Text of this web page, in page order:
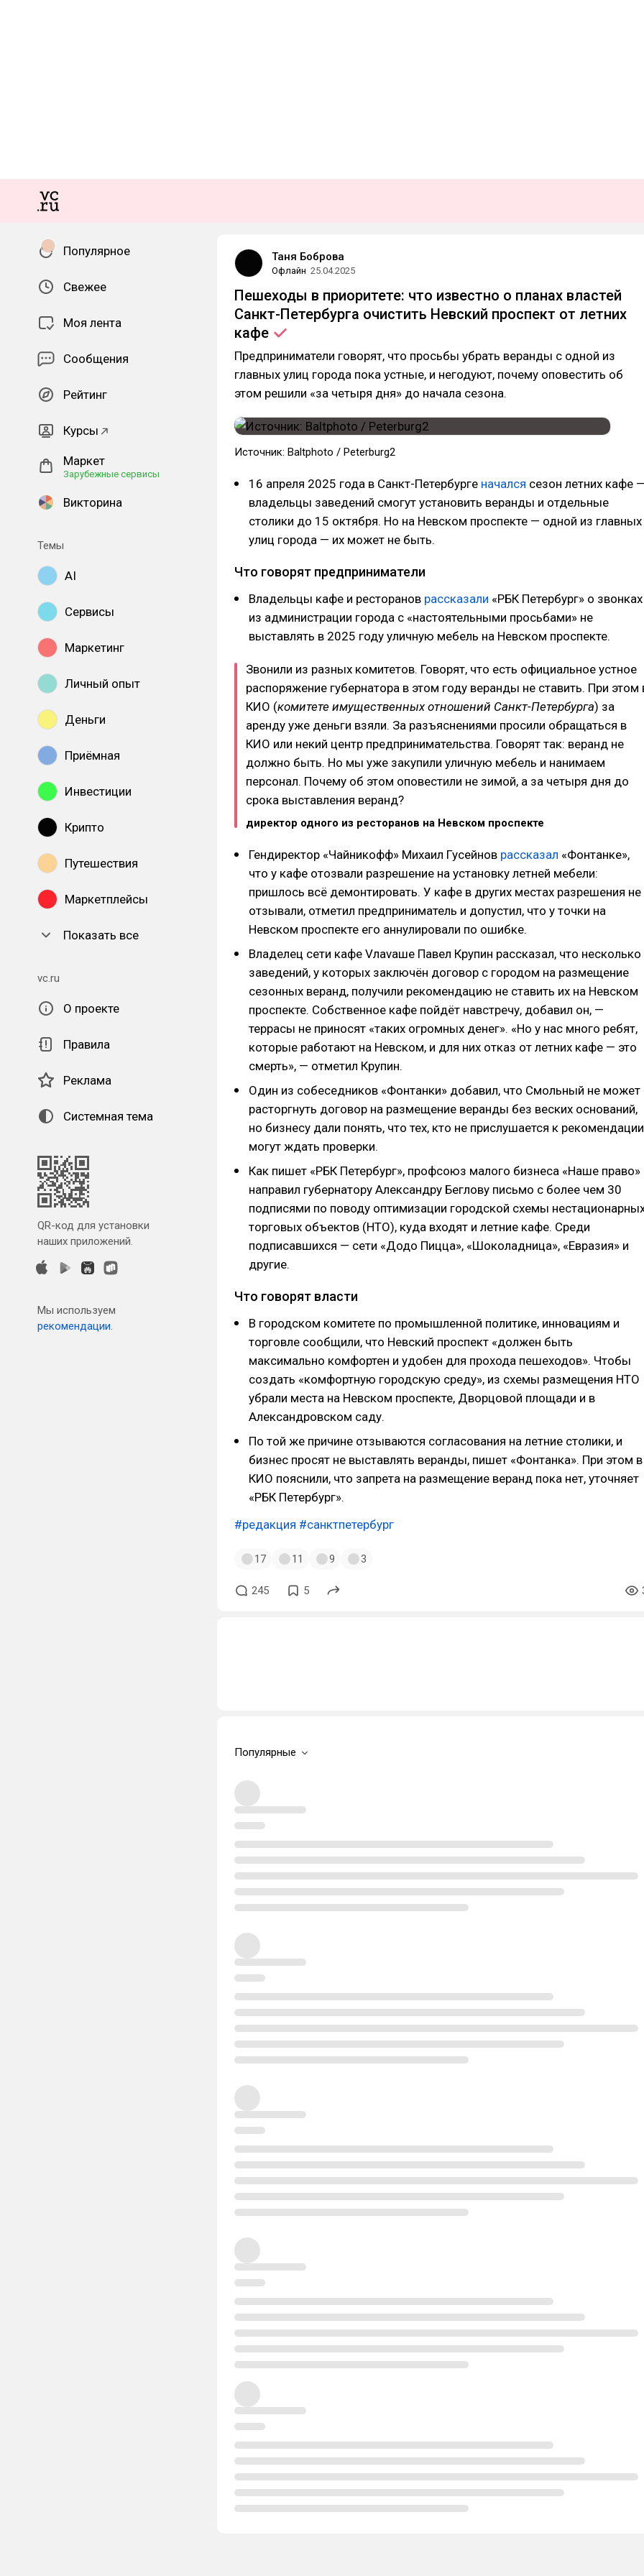
Популярное
Свежее
Моя лента
Сообщения
Рейтинг
Курсы
Маркет
Зарубежные сервисы
Викторина
Темы
AI
Сервисы
Маркетинг
Личный опыт
Деньги
Приёмная
Инвестиции
Крипто
Путешествия
Маркетплейсы
Показать все
vc.ru
О проекте
Правила
Реклама
Системная тема
QR-код для установки
наших приложений.
Мы используем
рекомендации.
Таня Боброва
Офлайн 25.04.2025
Пешеходы в приоритете: что известно о планах властей
Санкт-Петербурга очистить Невский проспект от летних
кафе
Предприниматели говорят, что просьбы убрать веранды с одной из
главных улиц города пока устные, и негодуют, почему оповестить об
этом решили «за четыря дня» до начала сезона.
Источник: Baltphoto / Peterburg2
16 апреля 2025 года в Санкт-Петербурге начался сезон летних кафе
владельцы заведений смогут установить веранды и отдельные
столики до 15 октября. Но на Невском проспекте — одной из главных
улиц города — их может не быть.
Что говорят предприниматели
Владельцы кафе и ресторанов рассказали «РБК Петербург» о звонках
из администрации города с «настоятельными просьбами» не
выставлять в 2025 году уличную мебель на Невском проспекте.
Звонили из разных комитетов. Говорят, что есть официальное устное
распоряжение губернатора в этом году веранды не ставить. При этом
КИО (комитете имущественных отношений Санкт-Петербурга) за
аренду уже деньги взяли. За разъяснениями просили обращаться в
КИО или некий центр предпринимательства. Говорят так: веранд не
должно быть. Но мы уже закупили уличную мебель и нанимаем
персонал. Почему об этом оповестили не зимой, а за четыря дня до
срока выставления веранд?
директор одного из ресторанов на Невском проспекте
Гендиректор «Чайникофф» Михаил Гусейнов рассказал «Фонтанке»,
что у кафе отозвали разрешение на установку летней мебели:
пришлось всё демонтировать. У кафе в других местах разрешения не
отзывали, отметил предприниматель и допустил, что у точки на
Невском проспекте его аннулировали по ошибке.
Владелец сети кафе Vлаvaше Павел Крупин рассказал, что несколько
заведений, у которых заключён договор с городом на размещение
сезонных веранд, получили рекомендацию не ставить их на Невском
проспекте. Собственное кафе пойдёт навстречу, добавил он, —
террасы не приносят «таких огромных денег». «Но у нас много ребят,
которые работают на Невском, и для них отказ от летних кафе — это
смерть», — отметил Крупин.
Один из собеседников «Фонтанки» добавил, что Смольный не может
расторгнуть договор на размещение веранды без веских оснований,
но бизнесу дали понять, что тех, кто не прислушается к
могут ждать проверки.
Как пишет «РБК Петербург», профсоюз малого бизнеса «Наше право»
направил губернатору Александру Беглову письмо с более чем 30
подписями по поводу оптимизации городской схемы
торговых объектов (НТО), куда входят и летние кафе. Среди
подписавшихся — сети «Додо Пицца», «Шоколадница», «Евразия» и
другие.
Что говорят власти
В городском комитете по промышленной политике, инновациям и
торговле сообщили, что Невский проспект «должен быть
максимально комфортен и удобен для прохода пешеходов». Чтобы
создать «комфортную городскую среду», из схемы размещения НТО
убрали места на Невском проспекте, Дворцовой площади и в
Александровском саду.
По той же причине отзываются согласования на летние столики, и
бизнес просят не выставлять веранды, пишет «Фонтанка». При этом в
КИО пояснили, что запрета на размещение веранд пока нет, уточняет
«РБК Петербург».
#редакция #санктпетербург
17 11 9 3
245 5
Популярные